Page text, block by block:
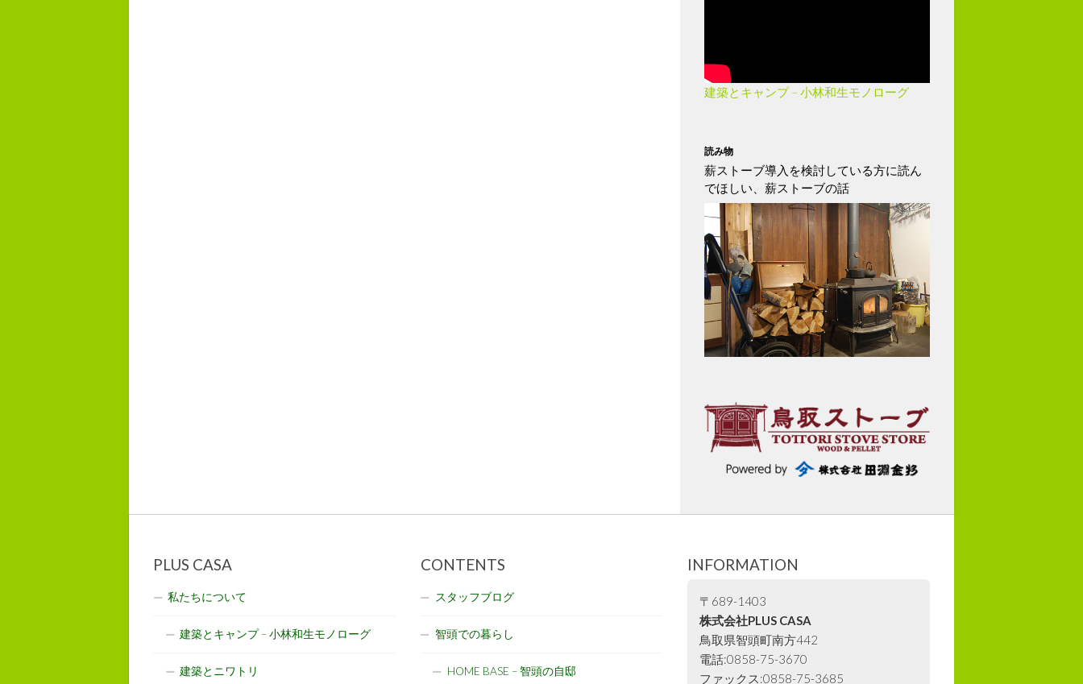
建築とキャンプ – 小林和生モノローグ
読み物
薪ストーブ導入を検討している方に読ん
でほしい、薪ストーブの話
PLUS CASA
私たちについて
建築とキャンプ – 小林和生モノローグ
建築とニワトリ
CONTENTS
スタッフブログ
智頭での暮らし
HOME BASE – 智頭の自邸
INFORMATION
〒689-1403
株式会社PLUS CASA
鳥取県智頭町南方442
電話:0858-75-3670
ファックス:0858-75-3685